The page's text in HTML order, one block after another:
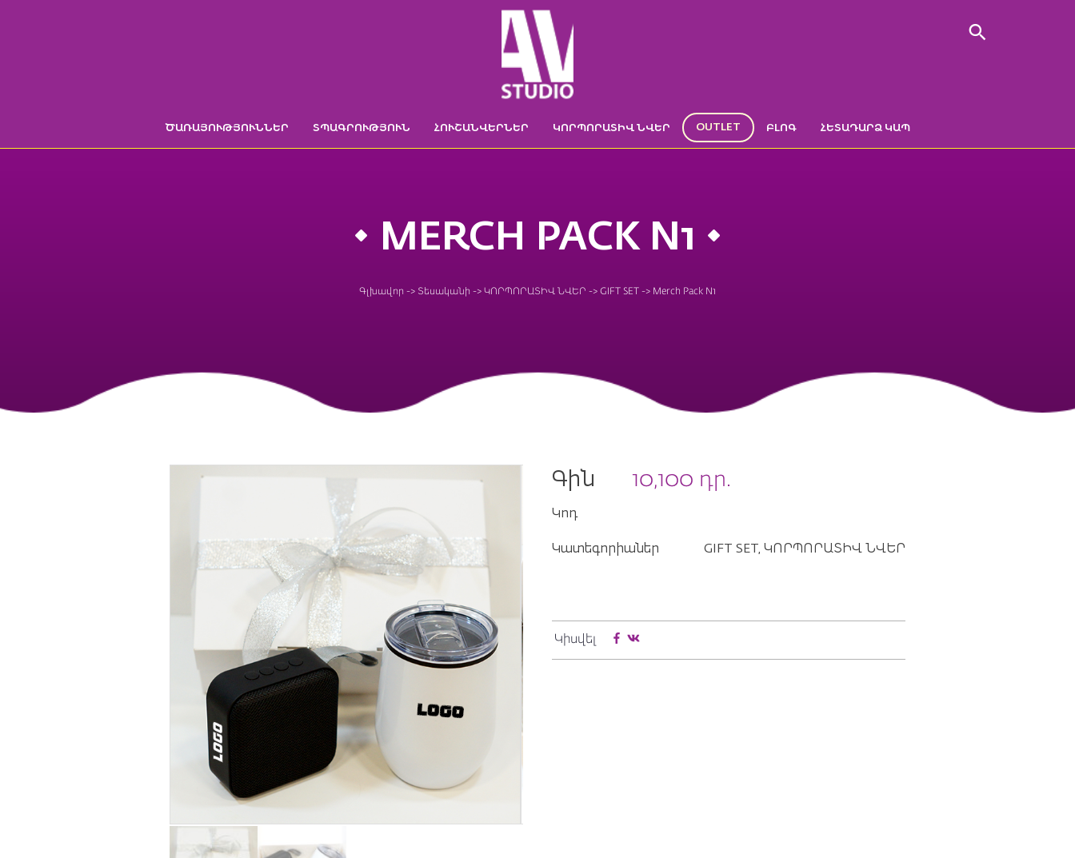
ԾԱՌԱՅՈՒԹՅՈՒՆՆԵՐ ՏՊԱԳՐՈՒԹՅՈՒՆ ՀՈՒՇԱՆՎԵՐՆԵՐ ԿՈՐՊՈՐԱՏԻՎ ՆՎԵՐ OUTLET ԲԼՈԳ ՀԵՏԱԴԱՐՁ ԿԱՊ
MERCH PACK N1
Գլխավոր -> Տեսականի -> ԿՈՐՊՈՐԱՏԻՎ ՆՎԵՐ -> GIFT SET -> Merch Pack N1
10,100 դր.
Գին
Կոդ
Կատեգորիաներ GIFT SET, ԿՈՐՊՈՐԱՏԻՎ ՆՎԵՐ
Կիսվել